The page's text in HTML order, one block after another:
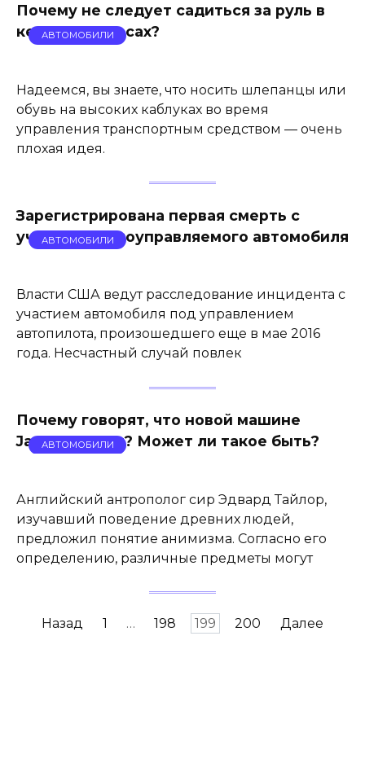
Почему не следует садиться за руль в
кедах-сникерсах?
АВТОМОБИЛИ
Надеемся, вы знаете, что носить шлепанцы или
обувь на высоких каблуках во время
управления транспортным средством — очень
плохая идея.
Зарегистрирована первая смерть с
участием самоуправляемого автомобиля
АВТОМОБИЛИ
Власти США ведут расследование инцидента с
участием автомобиля под управлением
автопилота, произошедшего еще в мае 2016
года. Несчастный случай повлек
Почему говорят, что новой машине
Jaguar 60 лет? Может ли такое быть?
АВТОМОБИЛИ
Английский антрополог сир Эдвард Тайлор,
изучавший поведение древних людей,
предложил понятие анимизма. Согласно его
определению, различные предметы могут
Навигация
Назад 1 … 198 199 200 Далее